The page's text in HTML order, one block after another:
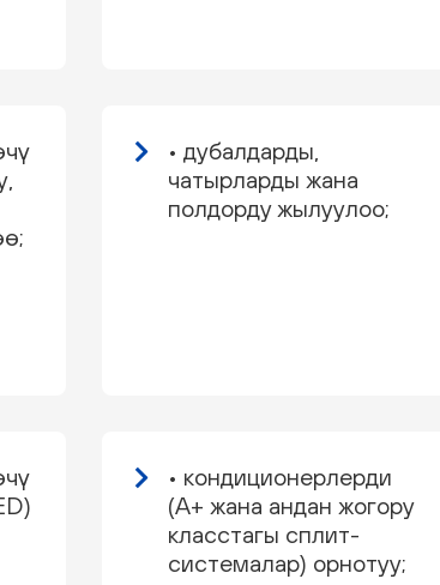
• дубалдарды,
чатырларды жана
полдорду жылуулоо;
• кондиционерлерди
(A+ жана андан жогору
класстагы сплит-
системалар) орнотуу;